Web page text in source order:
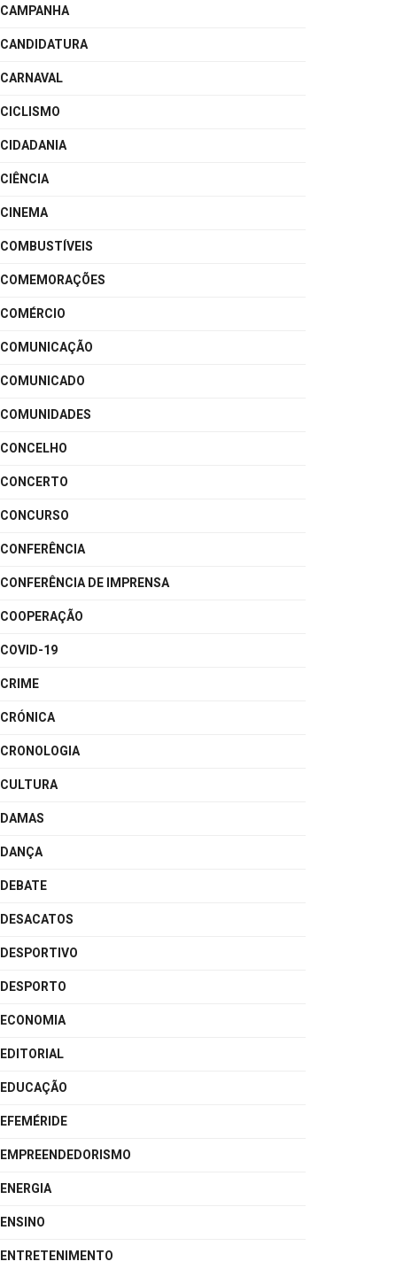
CAMPANHA
CANDIDATURA
CARNAVAL
CICLISMO
CIDADANIA
CIÊNCIA
CINEMA
COMBUSTÍVEIS
COMEMORAÇÕES
COMÉRCIO
COMUNICAÇÃO
COMUNICADO
COMUNIDADES
CONCELHO
CONCERTO
CONCURSO
CONFERÊNCIA
CONFERÊNCIA DE IMPRENSA
COOPERAÇÃO
COVID-19
CRIME
CRÓNICA
CRONOLOGIA
CULTURA
DAMAS
DANÇA
DEBATE
DESACATOS
DESPORTIVO
DESPORTO
ECONOMIA
EDITORIAL
EDUCAÇÃO
EFEMÉRIDE
EMPREENDEDORISMO
ENERGIA
ENSINO
ENTRETENIMENTO